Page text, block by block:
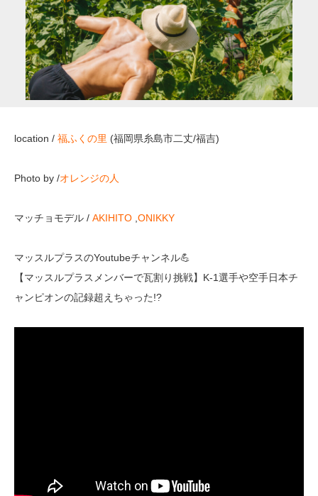
location / 福ふくの里 (福岡県糸島市二丈/福吉)
Photo by /オレンジの人
マッチョモデル / AKIHITO ONIKKY
マッスルプラスのYoutubeチャンネル💪
【マッスルプラスメンバーで瓦割り挑戦】K-1選手や空手日本チ
ャンピオンの記録超えちゃった!?